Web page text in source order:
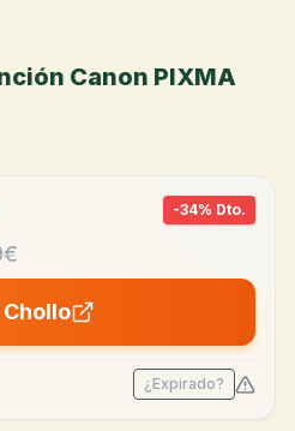
Canon PIXMA
-34% Dto.
€
Chollo
¿Expirado?